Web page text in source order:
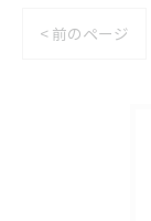
< 前のページ